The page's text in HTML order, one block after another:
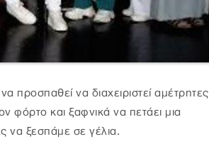
προσπαθεί να διαχειριστεί αμέτρητες
φόρτο και ξαφνικά να πετάει μια
να ξεσπάμε σε γέλια.